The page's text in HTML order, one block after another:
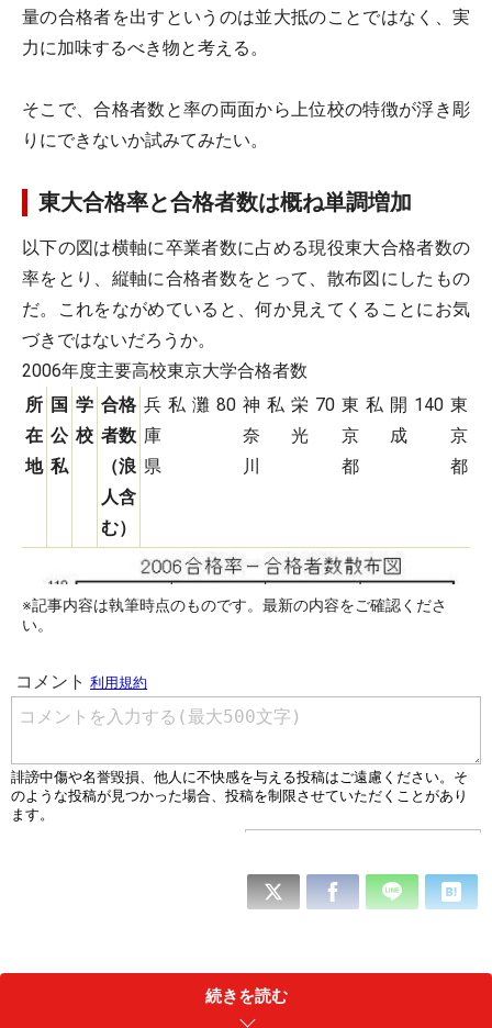
量の合格者を出すというのは並大抵のことではなく、実
力に加味するべき物と考える。
そこで、合格者数と率の両面から上位校の特徴が浮き彫
りにできないか試みてみたい。
東大合格率と合格者数は概ね単調増加
以下の図は横軸に卒業者数に占める現役東大合格者数の
率をとり、縦軸に合格者数をとって、散布図にしたもの
だ。これをながめていると、何か見えてくることにお気
づきではないだろうか。
2006年度主要高校東京大学合格者数
所
在
地
国
公
私
学
校
合格
者数
（浪
人含
む）
兵
庫
県
私 灘 80 神
奈
川
私 栄
光
70 東
京
都
私 開
成
140 東
京
都
2006東大合格者数－合格率散布図
合格率が高い学校は合格者数も多い傾向がある。10％～20％
までは右肩上がりの傾向が強いが、20%～30%では合格者数
※記事内容は執筆時点のものです。最新の内容をご確認くださ
い。
続きを読む